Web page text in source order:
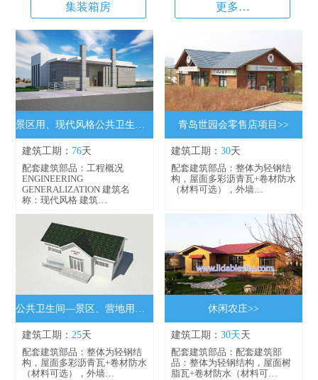
集装箱房 更多…
建筑工期： 76天
配套建筑部品：工程概况
ENGINEERING
GENERALIZATION 建筑名
称：现代风格 建筑…
青岛世园会零售店项目>>
建筑工期： 30天
配套建筑部品：整体为轻钢结
构，屋面多彩沥青瓦+卷材防水
（材料可选），外墙…
建筑工期：25天
配套建筑部品：整体为轻钢结
构，屋面多彩沥青瓦+卷材防水
（材料可选），外墙…
休闲农庄>>
建筑工期： 30天天
配套建筑部品：配套建筑部
品：整体为轻钢结构，屋面树
脂瓦+卷材防水（材料可…